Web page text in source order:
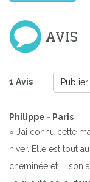
AVIS
1 Avis Publier
Philippe - Paris
« J’ai connu cette
hiver. Elle est tout
cheminée et …. son